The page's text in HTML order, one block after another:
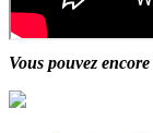
Vous pouvez